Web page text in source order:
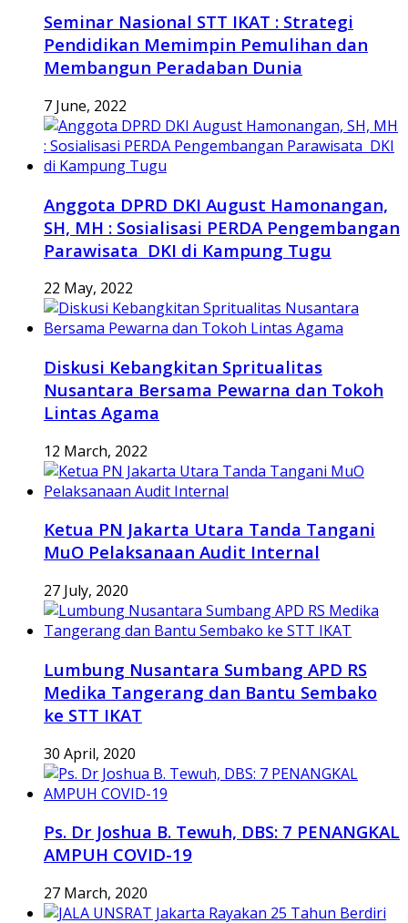
Seminar Nasional STT IKAT : Strategi
Pendidikan Memimpin Pemulihan dan
Membangun Peradaban Dunia
7 June, 2022
Anggota DPRD DKI August Hamonangan,
SH, MH : Sosialisasi PERDA Pengembangan
Parawisata DKI di Kampung Tugu
22 May, 2022
Diskusi Kebangkitan Spritualitas
Nusantara Bersama Pewarna dan Tokoh
Lintas Agama
12 March, 2022
Ketua PN Jakarta Utara Tanda Tangani
MuO Pelaksanaan Audit Internal
27 July, 2020
Lumbung Nusantara Sumbang APD RS
Medika Tangerang dan Bantu Sembako
ke STT IKAT
30 April, 2020
Ps. Dr Joshua B. Tewuh, DBS: 7 PENANGKAL
AMPUH COVID-19
27 March, 2020